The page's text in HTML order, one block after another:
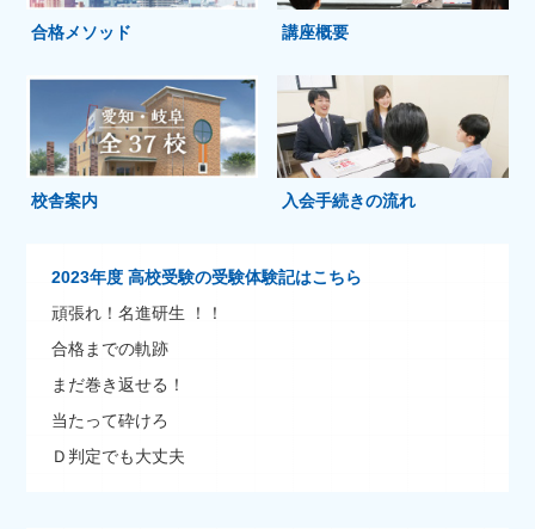
合格メソッド 講座概要
校舎案内 入会手続きの流れ
2023年度 高校受験の受験体験記はこちら
頑張れ！名進研生 ！！
合格までの軌跡
まだ巻き返せる！
当たって砕けろ
Ｄ判定でも大丈夫